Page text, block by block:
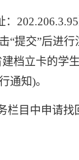
202.206.3.95
“提交”后进
档立卡的学
通知)。
栏目中申请找